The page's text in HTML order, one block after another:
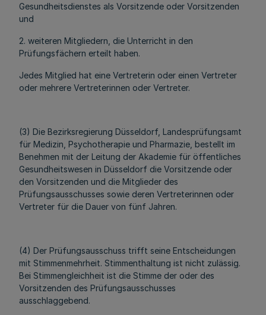
Gesundheitsdienstes als Vorsitzende oder Vorsitzenden
und
2. weiteren Mitgliedern, die Unterricht in den
Prüfungsfächern erteilt haben.
Jedes Mitglied hat eine Vertreterin oder einen Vertreter
oder mehrere Vertreterinnen oder Vertreter.
(3) Die Bezirksregierung Düsseldorf, Landesprüfungsamt
für Medizin, Psychotherapie und Pharmazie, bestellt im
Benehmen mit der Leitung der Akademie für öffentliches
Gesundheitswesen in Düsseldorf die Vorsitzende oder
den Vorsitzenden und die Mitglieder des
Prüfungsausschusses sowie deren Vertreterinnen oder
Vertreter für die Dauer von fünf Jahren.
(4) Der Prüfungsausschuss trifft seine Entscheidungen
mit Stimmenmehrheit. Stimmenthaltung ist nicht zulässig.
Bei Stimmengleichheit ist die Stimme der oder des
Vorsitzenden des Prüfungsausschusses
ausschlaggebend.